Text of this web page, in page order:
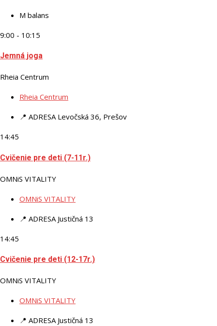
M balans
9:00 - 10:15
Jemná joga
Rheia Centrum
Rheia Centrum
📍 ADRESA Levočská 36, Prešov
14:45
Cvičenie pre deti (7-11r.)
OMNiS VITALITY
OMNiS VITALITY
📍 ADRESA Justičná 13
14:45
Cvičenie pre deti (12-17r.)
OMNiS VITALITY
OMNiS VITALITY
📍 ADRESA Justičná 13